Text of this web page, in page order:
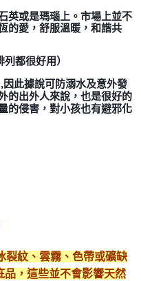
費
費
英或是瑪瑙上。市場上並不
的愛，舒服溫暖，和諧共
都很好用）
此據說可防溺水及意外發
的出外人來說，也是很好的
的侵害，對小孩也有避邪化
裂紋、雲霧、色帶或礦缺
品，這些並不會影響天然